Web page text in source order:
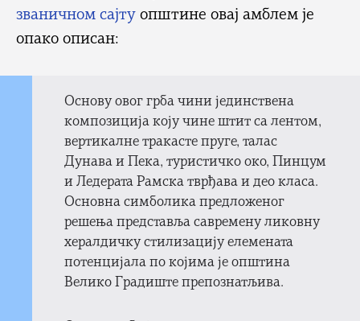
званичном сајту општине овај амблем је
опако описан:
Основу овог грба чини јединствена
композиција коју чине штит са лентом,
вертикалне тракасте пруге, талас
Дунава и Пека, туристичко око, Пинцум
и Ледерата Рамска тврђава и део класа.
Основна симболика предложеног
решења представља савремену ликовну
хералдичку стилизацију елемената
потенцијала по којима је општина
Велико Градиште препознатљива.